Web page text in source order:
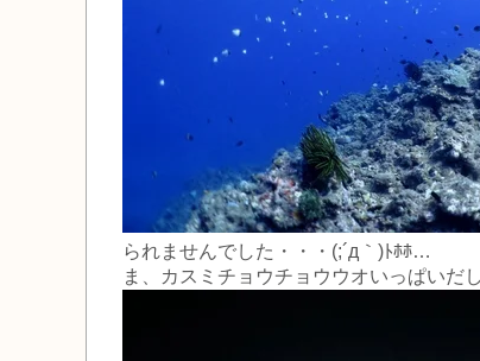
られませんでした・・・(;´д｀)ﾄﾎﾎ…
ま、カスミチョウチョウウオいっぱいだ